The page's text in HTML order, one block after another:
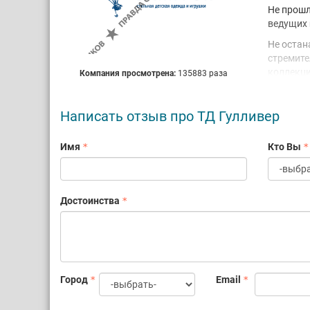
Компания просмотрена: 135883 раза
Не
ведущих
Не
одежды.
моды в
2006
С 2010
журнал
Сегодня
Написать отзыв про ТД Гулливер
Имя Кто Вы
Достоинства
Город Email